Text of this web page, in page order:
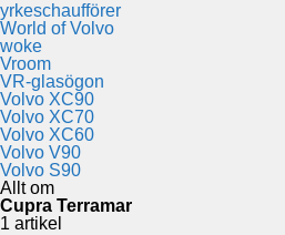
yrkeschaufförer
World of Volvo
woke
Vroom
VR-glasögon
Volvo XC90
Volvo XC70
Volvo XC60
Volvo V90
Volvo S90
Allt om
Cupra Terramar
1 artikel